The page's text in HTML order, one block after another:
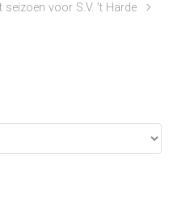
voor S.V. ’t Harde